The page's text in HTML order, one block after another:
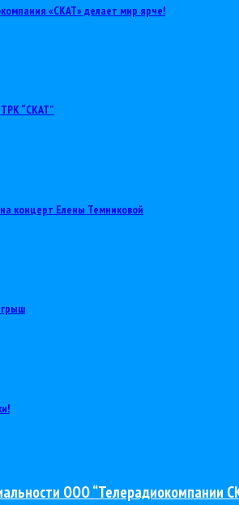
«СКАТ» делает мир ярче!
“СКАТ”
концерт Елены Темниковой
ООО “Телерадиокомпании